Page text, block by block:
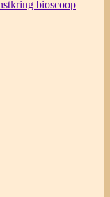
bioscoop